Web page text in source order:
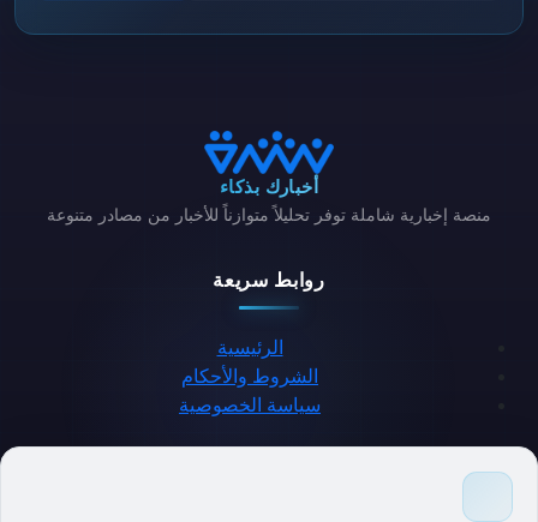
أخبارك بذكاء
منصة إخبارية شاملة توفر تحليلاً متوازناً للأخبار من مصادر متنوعة
روابط سريعة
الرئيسية
الشروط والأحكام
سياسة الخصوصية